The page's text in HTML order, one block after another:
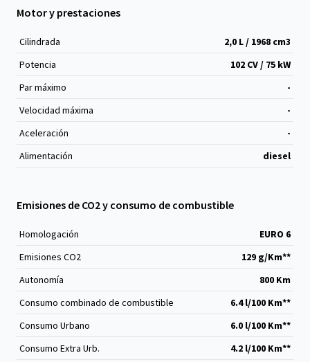
Motor y prestaciones
Cilindrada 2,0 L / 1968 cm3
Potencia
102 CV / 75 kW
Par máximo
-
Velocidad máxima
-
Aceleración
-
Alimentación
diesel
Emisiones de CO2 y consumo de combustible
Homologación
EURO 6
Emisiones CO2
129 g/Km**
Autonomía
800 Km
Consumo combinado de combustible
6.4 l/100 Km**
Consumo Urbano
6.0 l/100 Km**
Consumo Extra Urb.
4.2 l/100 Km**